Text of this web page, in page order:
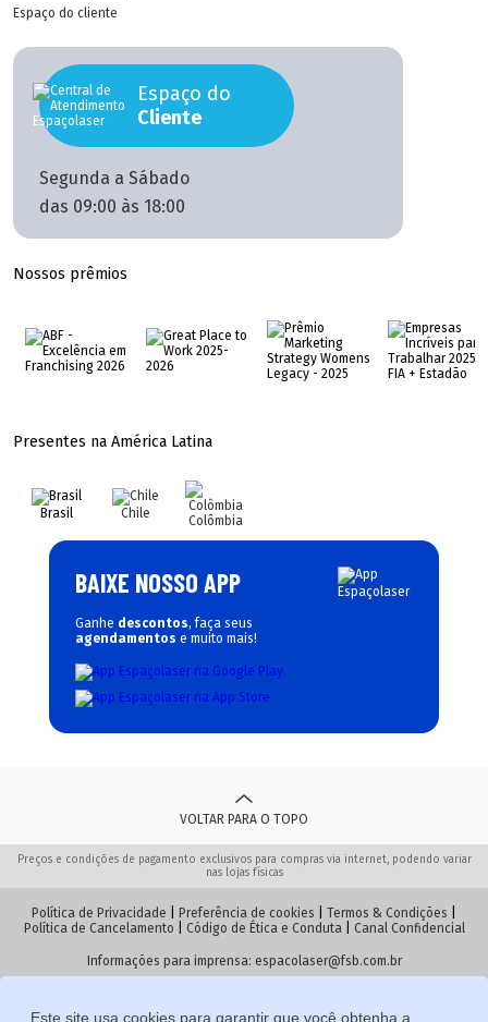
Este site usa cookies para garantir que você obtenha a
Espaço do cliente
Espaço do
Cliente
Segunda a Sábado
das 09:00 às 18:00
Nossos prêmios
Presentes na América Latina
Brasil Chile Colômbia
BAIXE NOSSO APP
Ganhe descontos, faça seus
agendamentos e muito mais!
VOLTAR PARA O TOPO
Preços e condições de pagamento exclusivos para compras via internet, podendo variar
nas lojas físicas
Política de Privacidade Preferência de cookies Termos & Condições
Política de Cancelamento
Código de Ética e Conduta| Canal Confidencial
Informações para imprensa: espacolaser@fsb.com.br